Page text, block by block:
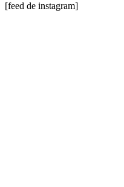
[feed de instagram]